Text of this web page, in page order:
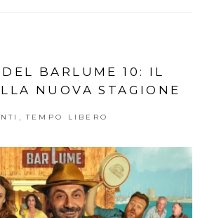
BARLUME 10: IL
NUOVA STAGIONE
TEMPO LIBERO